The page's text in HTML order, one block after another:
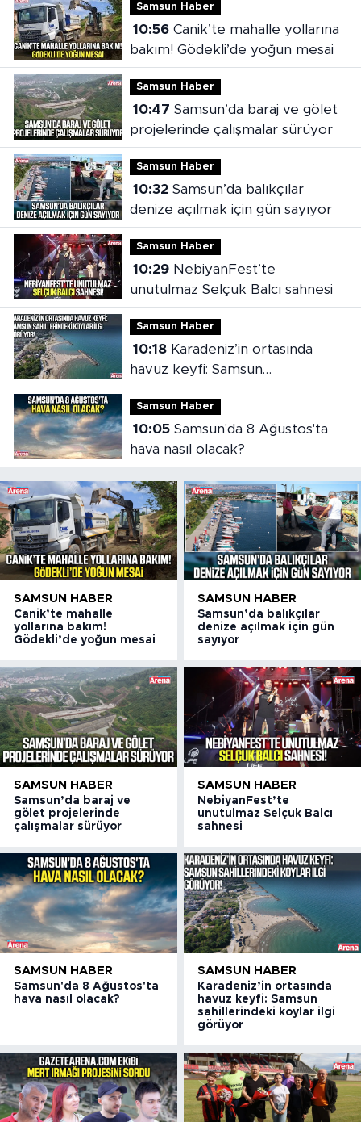
Samsun Haber
10:56Canik’te mahalle yollarına
bakım! Gödekli’de yoğun mesai
Samsun Haber
10:47
projelerinde çalışmalar sürüyor
Samsun Haber
10:32Samsun’da balıkçılar
denize açılmak için gün sayıyor
Samsun Haber
10:29NebiyanFest’te
unutulmaz Selçuk Balcı sahnesi
Samsun Haber
10:18Karadeniz’in ortasında
havuz keyfi: Samsun
sahillerindeki koylar ilgi görüyor
Samsun Haber
10:05Samsun'da 8 Ağustos'ta
hava nasıl olacak?
SAMSUN HABER
Canik’te mahalle
yollarına bakım!
Gödekli’de yoğun mesai
SAMSUN HABER
Samsun’da balıkçılar
denize açılmak için gün
sayıyor
SAMSUN HABER
Samsun’da baraj ve
gölet projelerinde
çalışmalar sürüyor
SAMSUN HABER
NebiyanFest’te
unutulmaz Selçuk Balcı
sahnesi
SAMSUN HABER
Samsun'da 8 Ağustos'ta
hava nasıl olacak?
SAMSUN HABER
Karadeniz’in ortasında
havuz keyfi: Samsun
sahillerindeki koylar ilgi
görüyor